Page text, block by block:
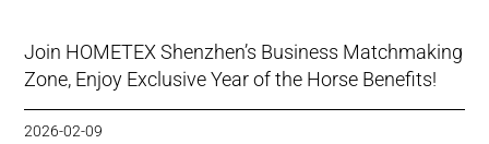
Join HOMETEX Shenzhen’s Business Matchmaking
Zone, Enjoy Exclusive Year of the Horse Benefits!
2026-02-09